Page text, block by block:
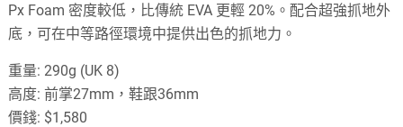
Px Foam 密度較低，比傳統 EVA 更輕 20%。配合超強抓地外
底，可在中等路徑環境中提供出色的抓地力。
重量: 290g (UK 8)
高度: 前掌27mm，鞋跟36mm
價錢: $1,580